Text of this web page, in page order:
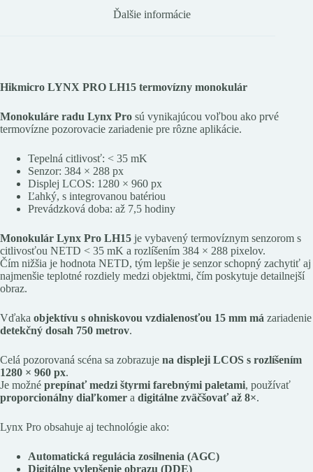
Ďalšie informácie
Hikmicro LYNX PRO LH15 termovízny monokulár
Monokuláre radu Lynx Pro sú vynikajúcou voľbou ako prvé
termovízne pozorovacie zariadenie pre rôzne aplikácie.
Tepelná citlivosť: < 35 mK
Senzor: 384 × 288 px
Displej LCOS: 1280 × 960 px
Ľahký, s integrovanou batériou
Prevádzková doba: až 7,5 hodiny
Monokulár Lynx Pro LH15 je vybavený termovíznym senzorom s
citlivosťou NETD < 35 mK a rozlíšením 384 × 288 pixelov.
Čím nižšia je hodnota NETD, tým lepšie je senzor schopný zachytiť aj
najmenšie teplotné rozdiely medzi objektmi, čím poskytuje detailnejší
obraz.
Vďaka objektívu s ohniskovou vzdialenosťou 15 mm má zariadenie
detekčný dosah 750 metrov.
Celá pozorovaná scéna sa zobrazuje na displeji LCOS s rozlíšením
1280 × 960 px.
Je možné prepínať medzi štyrmi farebnými paletami, používať
proporcionálny diaľkomer a digitálne zväčšovať až 8×.
Lynx Pro obsahuje aj technológie ako:
Automatická regulácia zosilnenia (AGC)
Digitálne vylepšenie obrazu (DDE)